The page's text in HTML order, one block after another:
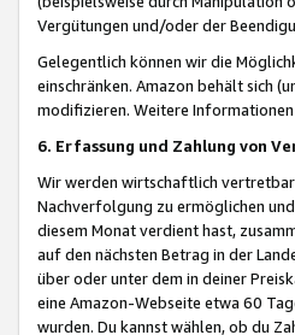
Vergütungen und/oder der
Gelegentlich können wir die
einschränken. Amazon behält sich
modifizieren. Weitere
6. Erfassung und Zahlung von
Wir werden wirtschaftlich
Nachverfolgung zu ermöglichen
diesem Monat verdient hast,
auf den nächsten Betrag in der
über oder unter dem in deiner
eine Amazon-Webseite etwa 60
wurden. Du kannst wählen, ob du